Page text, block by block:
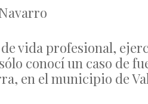
vida profesional,
conocí un caso de
en el municipio de